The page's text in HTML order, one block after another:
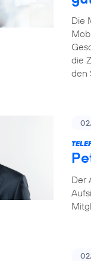
Die
die
den
Der